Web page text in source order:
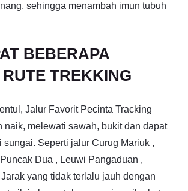
sehingga menambah imun tubuh
BEBERAPA
TREKKING
Jalur Favorit Pecinta Tracking
naik, melewati sawah, bukit dan dapat
sungai. Seperti jalur Curug Mariuk ,
Dua , Leuwi Pangaduan ,
yang tidak terlalu jauh dengan